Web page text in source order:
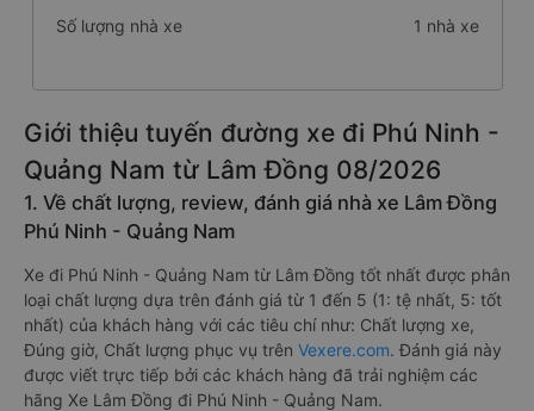
Số lượng nhà xe 1 nhà xe
Giới thiệu tuyến đường xe đi Phú Ninh -
Quảng Nam từ Lâm Đồng 08/2026
1. Về chất lượng, review, đánh giá nhà xe Lâm Đồng
Phú Ninh - Quảng Nam
Xe đi Phú Ninh - Quảng Nam từ Lâm Đồng tốt nhất được phân
loại chất lượng dựa trên đánh giá từ 1 đến 5 (1: tệ nhất, 5: tốt
nhất) của khách hàng với các tiêu chí như: Chất lượng xe,
Đúng giờ, Chất lượng phục vụ trên Vexere.com. Đánh giá này
được viết trực tiếp bởi các khách hàng đã trải nghiệm các
hãng Xe Lâm Đồng đi Phú Ninh - Quảng Nam.